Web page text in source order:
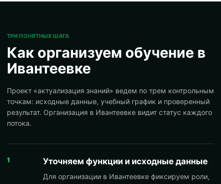
ТРИ ПОНЯТНЫХ ШАГА
Как организуем обучение в
Ивантеевке
Проект «актуализация знаний» ведем по трем контрольным
точкам: исходные данные, учебный график и проверенный
результат. Организация в Ивантеевке видит статус каждого
потока.
1 Уточняем функции и исходные данные
Для организации в Ивантеевке фиксируем роли,